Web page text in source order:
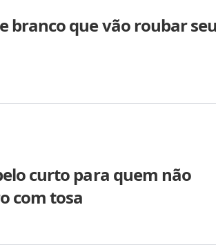
branco que vão roubar
curto para quem não
com tosa